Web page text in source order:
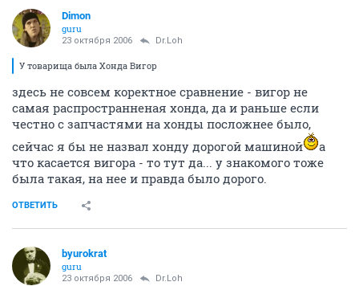
guru
У товарища была Хонда Вигор
здесь не совсем коректное сравнение - вигор не
самая распространненая хонда, да и раньше если
честно с запчастями на хонды посложнее было,
сейчас я бы не назвал хонду дорогой машиной
была такая, на нее и правда было дорого.